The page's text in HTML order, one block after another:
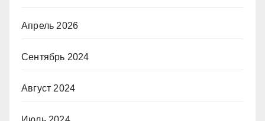
Апрель 2026
Сентябрь 2024
Август 2024